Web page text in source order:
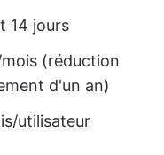
14 jours
(réduction
d'un an)
utilisateur